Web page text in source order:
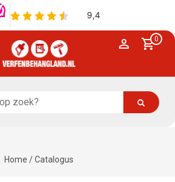
0
Home /Catalogus